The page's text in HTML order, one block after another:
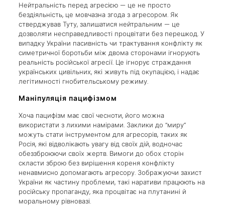
Нейтральність перед агресією — це не просто
бездіяльність, це мовчазна згода з агресором. Як
стверджував Туту, залишатися нейтральним — це
дозволяти несправедливості процвітати без перешкод. У
випадку України пасивність чи трактування конфлікту як
симетричної боротьби між двома сторонами ігнорують
реальність російської агресії. Це ігнорує страждання
українських цивільних, які живуть під окупацією, і надає
легітимності гнобительському режиму.
Маніпуляція пацифізмом
Хоча пацифізм має свої чесноти, його можна
використати з лихими намірами. Заклики до “миру”
можуть стати інструментом для агресорів, таких як
Росія, які відволікають увагу від своїх дій, водночас
обеззброюючи своїх жертв. Вимоги до обох сторін
скласти зброю без вирішення кореня конфлікту
ненавмисно допомагають агресору. Зображуючи захист
України як частину проблеми, такі наративи працюють на
російську пропаганду, яка процвітає на плутанині й
моральному рівновазі.